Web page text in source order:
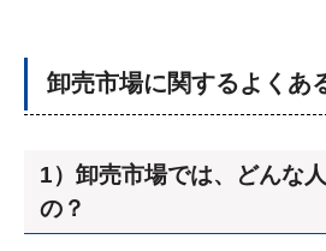
卸売市場に関するよくあ
1）卸売市場では、どんな
の？